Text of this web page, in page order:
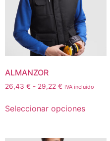
ALMANZOR
26,43 € - 29,22 € IVA incluido
Seleccionar opciones